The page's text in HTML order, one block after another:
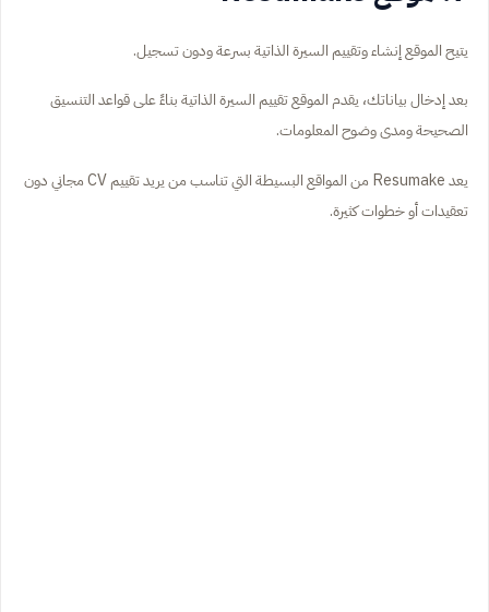
يتيح الموقع إنشاء وتقييم السيرة الذاتية بسرعة ودون تسجيل.
بعد إدخال بياناتك، يقدم الموقع تقييم السيرة الذاتية بناءً على قواعد التنسيق
الصحيحة ومدى وضوح المعلومات.
يعد Resumake من المواقع البسيطة التي تناسب من يريد تقييم CV مجاني دون
تعقيدات أو خطوات كثيرة.